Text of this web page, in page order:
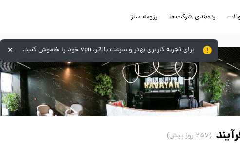
رده‌بندی شرکت‌ها رزومه ساز
(257 روز پیش)
برای تجربه کاربری بهتر و سرعت بالاتر، vpn خود را خاموش کنید.